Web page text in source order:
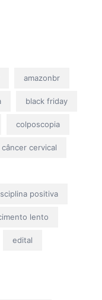
amazonbr
black friday
colposcopia
câncer cervical
positiva
lento
edital